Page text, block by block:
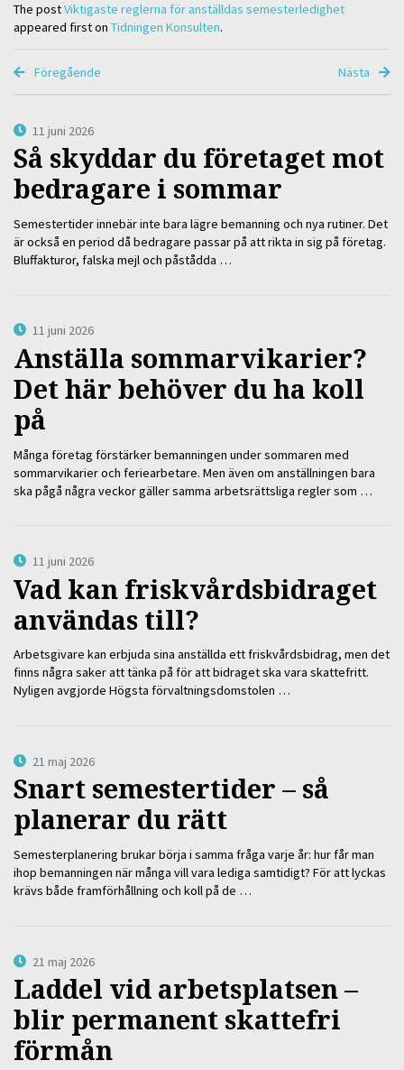
The postViktigaste reglerna för anställdas semesterledighet
appeared first on Tidningen Konsulten.
Föregående Nästa
11 juni 2026
Så skyddar du företaget mot
bedragare i sommar
Semestertider innebär inte bara lägre bemanning och nya rutiner. Det
är också en period då bedragare passar på att rikta in sig på företag.
Bluffakturor, falska mejl och påstådda …
11 juni 2026
Anställa sommarvikarier?
Det här behöver du ha koll
på
Många företag förstärker bemanningen under sommaren med
sommarvikarier och feriearbetare. Men även om anställningen bara
ska pågå några veckor gäller samma arbetsrättsliga regler som …
11 juni 2026
Vad kan friskvårdsbidraget
användas till?
Arbetsgivare kan erbjuda sina anställda ett friskvårdsbidrag, men det
finns några saker att tänka på för att bidraget ska vara skattefritt.
Nyligen avgjorde Högsta förvaltningsdomstolen …
21 maj 2026
Snart semestertider – så
planerar du rätt
Semesterplanering brukar börja i samma fråga varje år: hur får man
ihop bemanningen när många vill vara lediga samtidigt? För att lyckas
krävs både framförhållning och koll på de …
21 maj 2026
Laddel vid arbetsplatsen –
blir permanent skattefri
förmån